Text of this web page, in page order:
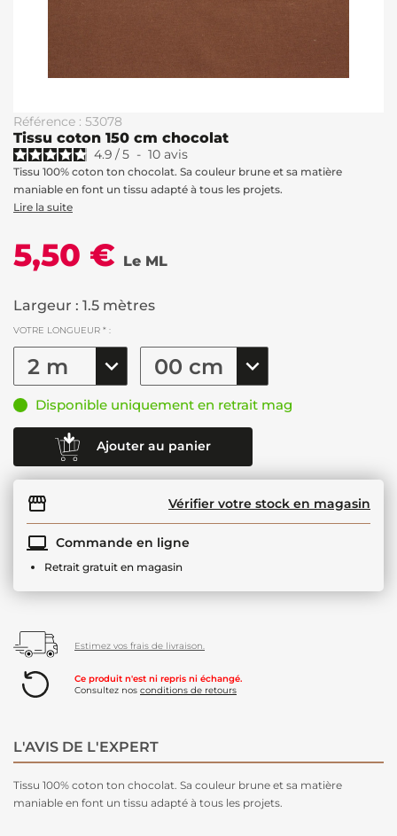
Référence : 53078
Tissu coton 150 cm chocolat
4.9 /5 - 10 avis
Tissu 100% coton ton chocolat. Sa couleur brune et sa matière
maniable en font un tissu adapté à tous les projets.
Lire la suite
5,50 € Le ML
Largeur : 1.5 mètres
VOTRE LONGUEUR * :
Disponible uniquement en retrait mag
Ajouter au panier
Vérifier votre stock en magasin
Commande en ligne
Retrait gratuit en magasin
Estimez vos frais de livraison.
Ce produit n'est ni repris ni échangé.
Consultez nos conditions de retours
L'AVIS DE L'EXPERT
Tissu 100% coton ton chocolat. Sa couleur brune et sa matière
maniable en font un tissu adapté à tous les projets.